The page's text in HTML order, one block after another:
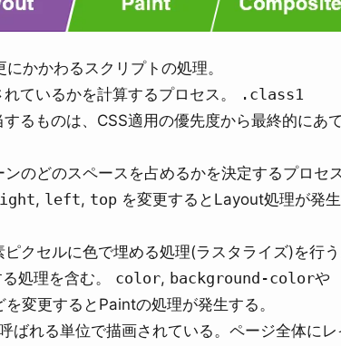
かかわるスクリプトの処理。
ているかを計算するプロセス。
.class1
るものは、CSS適用の優先度から最終的にあ
のどのスペースを占めるかを決定するプロセス
, left, top を変更するとLayout処理が発
クセルに色で埋める処理(ラスタライズ)を行う
処理を含む。 color, background-colorや
を変更するとPaintの処理が発生する。
ばれる単位で描画されている。ページ全体にレ